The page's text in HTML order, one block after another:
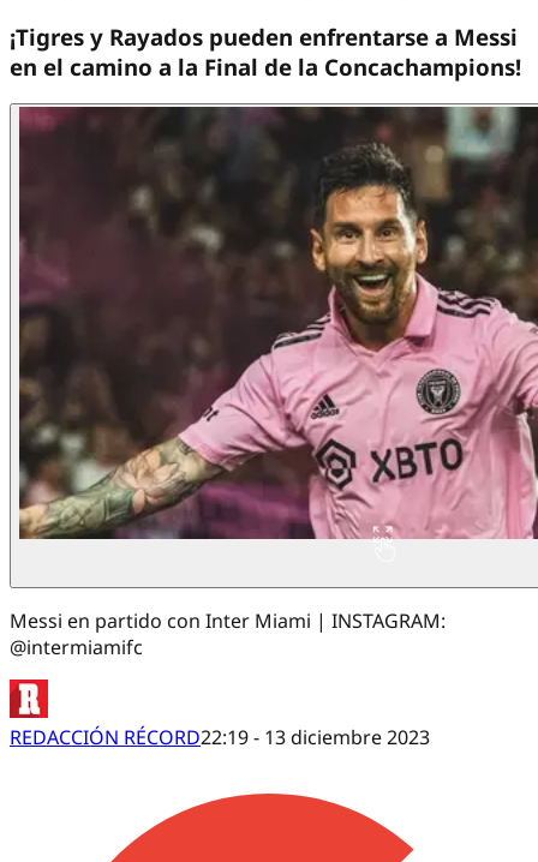
¡Tigres y Rayados pueden enfrentarse a Messi
en el camino a la Final de la Concachampions!
Messi en partido con Inter Miami | INSTAGRAM:
@intermiamifc
REDACCIÓN RÉCORD22:19 - 13 diciembre 2023